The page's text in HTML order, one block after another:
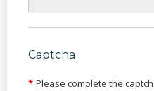
Captcha
Please complete the